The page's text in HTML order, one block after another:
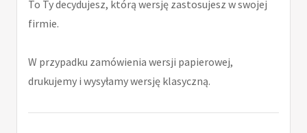
To Ty decydujesz, którą wersję zastosujesz w swojej
firmie.
W przypadku zamówienia wersji papierowej,
drukujemy i wysyłamy wersję klasyczną.